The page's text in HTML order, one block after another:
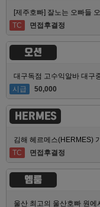
[제주호빠] 잘노는 오빠들
TC
면접후결정
오션
대구독점 고수익알바 대구
시급
50,000
HERMES
김해 헤르메스(HERMES)
TC
면접후결정
엠룸
울산 최고의 울산호빠 원에